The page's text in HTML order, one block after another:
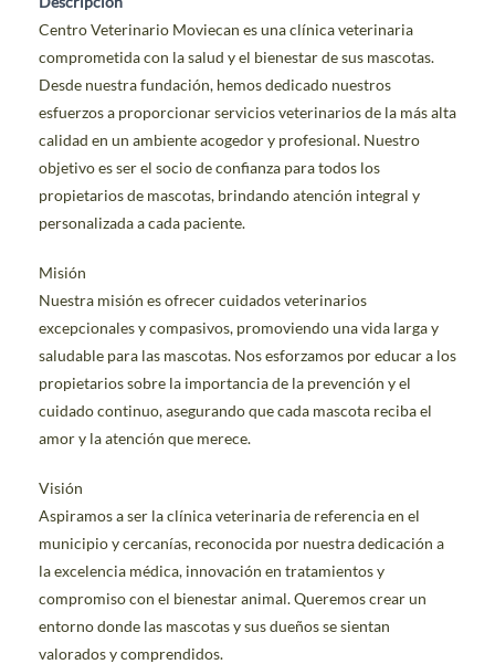
CONTACTO
Centro Veterinario Moviecan es una clínica veterinaria
comprometida con la salud y el bienestar de sus mascotas.
Desde nuestra fundación, hemos dedicado nuestros
esfuerzos a proporcionar servicios veterinarios de la más alta
calidad en un ambiente acogedor y profesional. Nuestro
objetivo es ser el socio de confianza para todos los
propietarios de mascotas, brindando atención integral y
personalizada a cada paciente.
Misión
Nuestra misión es ofrecer cuidados veterinarios
excepcionales y compasivos, promoviendo una vida larga y
saludable para las mascotas. Nos esforzamos por educar a los
propietarios sobre la importancia de la prevención y el
cuidado continuo, asegurando que cada mascota reciba el
amor y la atención que merece.
Visión
Aspiramos a ser la clínica veterinaria de referencia en el
municipio y cercanías, reconocida por nuestra dedicación a
la excelencia médica, innovación en tratamientos y
compromiso con el bienestar animal. Queremos crear un
entorno donde las mascotas y sus dueños se sientan
valorados y comprendidos.